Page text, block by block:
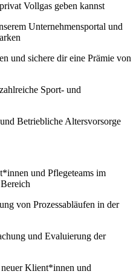
Vollgas geben kannst
Unternehmensportal und
und sichere dir eine Prämie von
Sport- und
Betriebliche Altersvorsorge
und Pflegeteams im
von Prozessabläufen in der
und Evaluierung der
Klient*innen und